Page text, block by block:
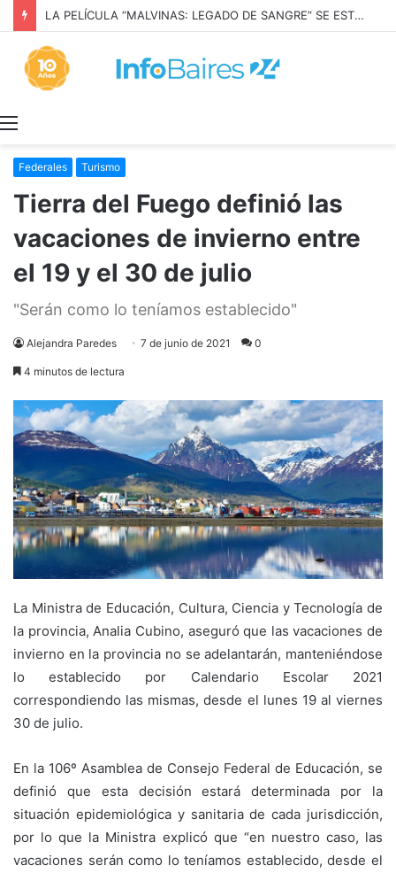
LA PELÍCULA “MALVINAS: LEGADO DE SANGRE” SE ESTRENARÁ EN PRIME VIDEO
Federales Turismo
Tierra del Fuego definió las
vacaciones de invierno entre
el 19 y el 30 de julio
"Serán como lo teníamos establecido"
Alejandra Paredes 7 de junio de 2021 0
4 minutos de lectura
La Ministra de Educación, Cultura, Ciencia y Tecnología de
la provincia, Analia Cubino, aseguró que las vacaciones de
invierno en la provincia no se adelantarán, manteniéndose
lo establecido por Calendario Escolar 2021
correspondiendo las mismas, desde el lunes 19 al viernes
30 de julio.
En la 106º Asamblea de Consejo Federal de Educación, se
definió que esta decisión estará determinada por la
situación epidemiológica y sanitaria de cada jurisdicción,
por lo que la Ministra explicó que “en nuestro caso, las
vacaciones serán como lo teníamos establecido, desde el